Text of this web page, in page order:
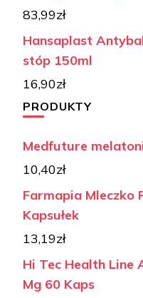
83,99zł
Hansaplast
stóp 150ml
16,90zł
PRODUKTY
Medfuture
10,40zł
Farmapia Mleczko
Kapsułek
13,19zł
Hi Tec Health Line
Mg 60 Kaps